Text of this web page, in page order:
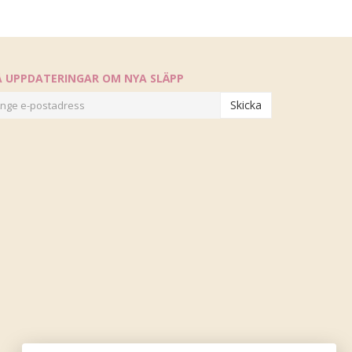
UPPDATERINGAR OM NYA SLÄPP
Skicka